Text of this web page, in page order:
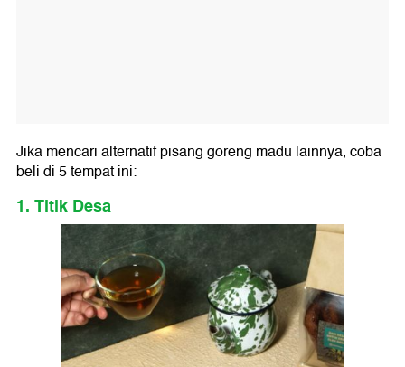
Jika mencari alternatif pisang goreng madu lainnya, coba
beli di 5 tempat ini:
1. Titik Desa